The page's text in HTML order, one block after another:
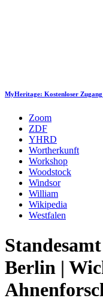
MyHeritage: Kostenloser
Zoom
ZDF
YHRD
Wortherkunft
Workshop
Woodstock
Windsor
William
Wikipedia
Westfalen
Berlin |